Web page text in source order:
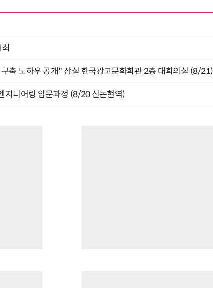
축 노하우 공개" 잠실 한국광고문화회관 2층 대회의실 (8/21)
지니어링 입문과정 (8/20 신논현역)